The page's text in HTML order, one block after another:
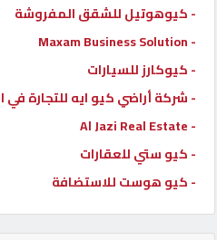
- كيوهوتيل للشقق المفروشة
- Maxam Business Solution
- كيوكارز للسيارات
- شركة أراضي كيو ايه للتجارة في
- Al Jazi Real Estate
- كيو ستي للعقارات
- كيو هوست للاستضافة